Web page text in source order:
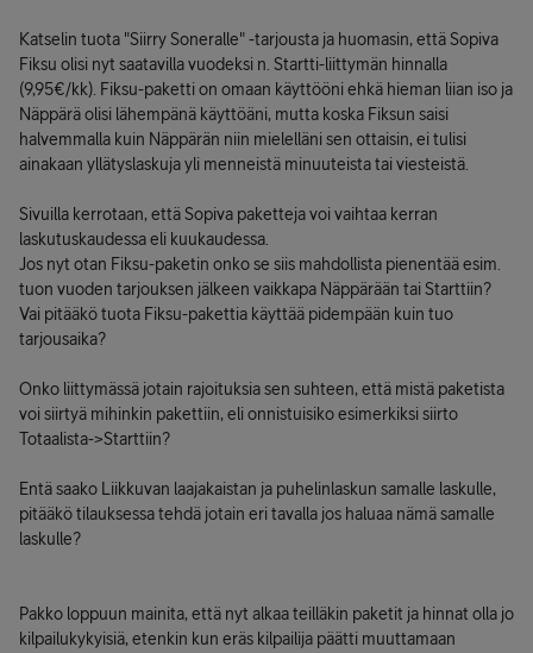
Katselin tuota "Siirry Soneralle" -tarjousta ja huomasin, että Sopiva
Fiksu olisi nyt saatavilla vuodeksi n. Startti-liittymän hinnalla
(9,95€/kk). Fiksu-paketti on omaan käyttööni ehkä hieman liian iso ja
Näppärä olisi lähempänä käyttöäni, mutta koska Fiksun saisi
halvemmalla kuin Näppärän niin mielelläni sen ottaisin, ei tulisi
ainakaan yllätyslaskuja yli menneistä minuuteista tai viesteistä.
Sivuilla kerrotaan, että Sopiva paketteja voi vaihtaa kerran
laskutuskaudessa eli kuukaudessa.
Jos nyt otan Fiksu-paketin onko se siis mahdollista pienentää esim.
tuon vuoden tarjouksen jälkeen vaikkapa Näppärään tai Starttiin?
Vai pitääkö tuota Fiksu-pakettia käyttää pidempään kuin tuo
tarjousaika?
Onko liittymässä jotain rajoituksia sen suhteen, että mistä paketista
voi siirtyä mihinkin pakettiin, eli onnistuisiko esimerkiksi siirto
Totaalista->Starttiin?
Entä saako Liikkuvan laajakaistan ja puhelinlaskun samalle laskulle,
pitääkö tilauksessa tehdä jotain eri tavalla jos haluaa nämä samalle
laskulle?
Pakko loppuun mainita, että nyt alkaa teilläkin paketit ja hinnat olla jo
kilpailukykyisiä, etenkin kun eräs kilpailija päätti muuttamaan